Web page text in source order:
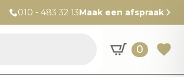
010 - 483 32 13Maak een afspraak
0